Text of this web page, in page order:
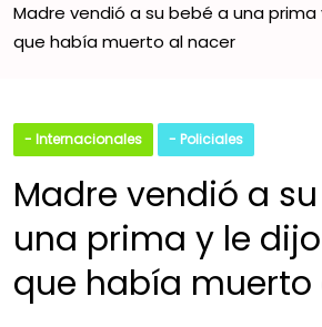
Madre vendió a su bebé a una prima
que había muerto al nacer
- Internacionales - Policiales
Madre vendió a
una prima y le
que había muerto